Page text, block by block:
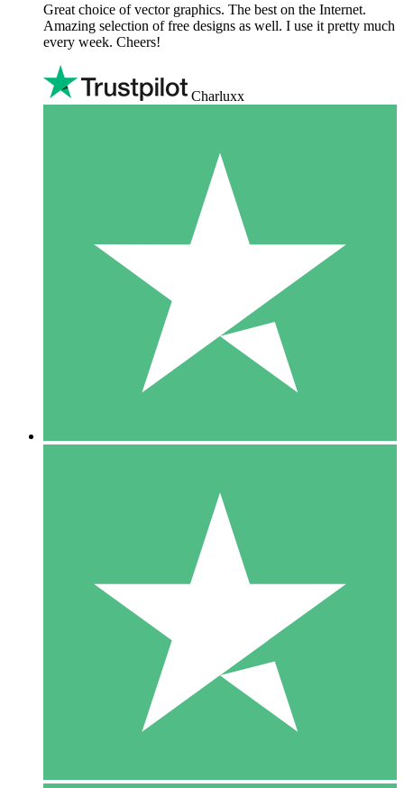
Great choice of vector graphics. The best on the Internet.
Amazing selection of free designs as well. I use it pretty much
every week. Cheers!
Charluxx